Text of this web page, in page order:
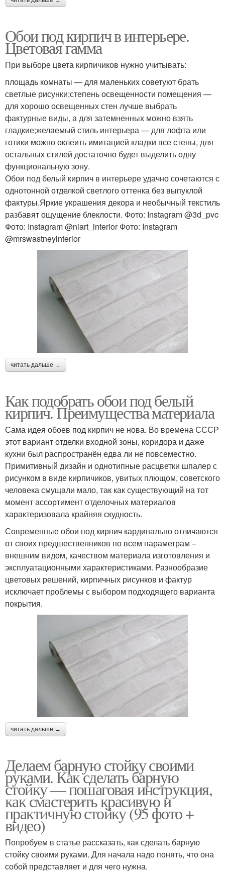
Обои под кирпич в интерьере.
Цветовая гамма
При выборе цвета кирпичиков нужно учитывать:
площадь комнаты — для маленьких советуют брать
светлые рисунки;степень освещенности помещения —
для хорошо освещенных стен лучше выбрать
фактурные виды, а для затемненных можно взять
гладкие;желаемый стиль интерьера — для лофта или
готики можно оклеить имитацией кладки все стены, для
остальных стилей достаточно будет выделить одну
функциональную зону.
Обои под белый кирпич в интерьере удачно сочетаются с
однотонной отделкой светлого оттенка без выпуклой
фактуры.Яркие украшения декора и необычный текстиль
разбавят ощущение блеклости. Фото: Instagram @3d_pvc
Фото: Instagram @niart_interior Фото: Instagram
@mrswastneyinterior
читать дальше →
Как подобрать обои под белый
кирпич. Преимущества материала
Сама идея обоев под кирпич не нова. Во времена СССР
этот вариант отделки входной зоны, коридора и даже
кухни был распространён едва ли не повсеместно.
Примитивный дизайн и однотипные расцветки шпалер с
рисунком в виде кирпичиков, увитых плющом, советского
человека смущали мало, так как существующий на тот
момент ассортимент отделочных материалов
характеризовала крайняя скудность.
Современные обои под кирпич кардинально отличаются
от своих предшественников по всем параметрам –
внешним видом, качеством материала изготовления и
эксплуатационными характеристиками. Разнообразие
цветовых решений, кирпичных рисунков и фактур
исключает проблемы с выбором подходящего варианта
покрытия.
читать дальше →
Делаем барную стойку своими
руками. Как сделать барную
стойку — пошаговая инструкция,
как смастерить красивую и
практичную стойку (95 фото +
видео)
Попробуем в статье рассказать, как сделать барную
стойку своими руками. Для начала надо понять, что она
собой представляет и для чего нужна.